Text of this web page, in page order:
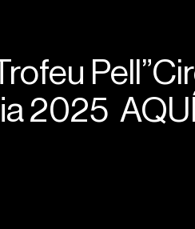
2025